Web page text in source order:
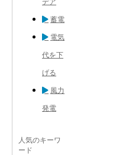
蓄電
電気
代を下
げる
風力
発電
人気のキーワ
ード